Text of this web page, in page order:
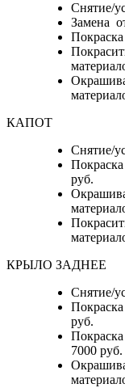
Снятие/
Замена
КАПОТ
Снятие/
руб.
КРЫЛО ЗАДНЕЕ
Снятие/
руб.
7000 руб.